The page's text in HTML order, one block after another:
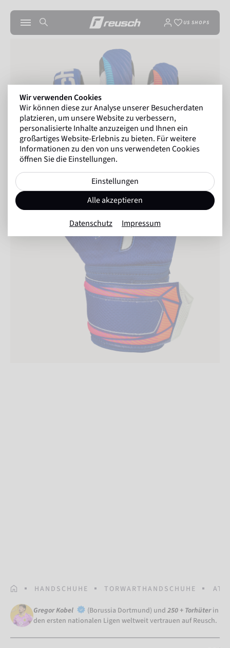
US SHOPS
STARTSEITEHANDSCHUHE TORWARTHANDSCHUHE
Gregor Kobel (Borussia Dortmund) und 250 + Torhüter in
den ersten nationalen Ligen weltweit vertrauen auf Reusch.
Wir verwenden Cookies
Wir können diese zur Analyse unserer Besucherdaten
platzieren, um unsere Website zu verbessern,
personalisierte Inhalte anzuzeigen und Ihnen ein
großartiges Website-Erlebnis zu bieten. Für weitere
Informationen zu den von uns verwendeten Cookies
öffnen Sie die Einstellungen.
Einstellungen
Alle akzeptieren
Datenschutz Impressum